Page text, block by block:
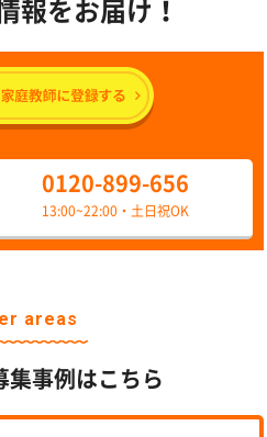
報をお届け！
0120-899-656
13:00~22:00・土日祝OK
areas
集事例はこちら